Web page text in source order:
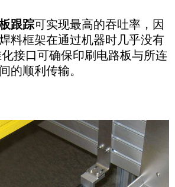
跟踪可实现最高的吞吐率，因
料框架在通过机器时几乎没有
接口可确保印刷电路板与所连
的顺利传输。